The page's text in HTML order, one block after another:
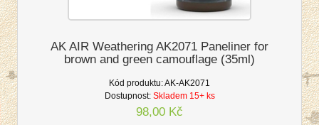
AK AIR Weathering AK2071 Paneliner for
brown and green camouflage (35ml)
Kód produktu:AK-AK2071
Dostupnost: Skladem 15+ ks
98,00 Kč